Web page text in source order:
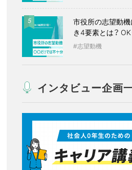
5
市役所の志望動
き4要素とは？
志望動機
インタビュー企画